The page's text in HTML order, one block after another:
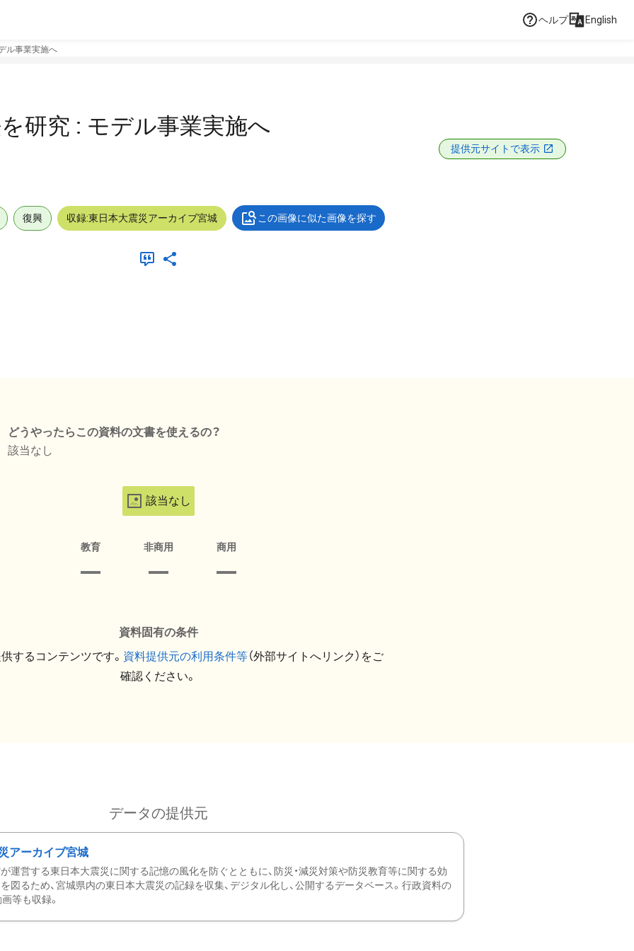
ヘルプ English
ル事業実施へ
研究 : モデル事業実施へ
提供元サイトで表示
復興 収録:東日本大震災アーカイブ宮城 この画像に似た画像を探す
どうやったらこの資料の文書を使えるの？
該当なし
該当なし
教育 非商用 商用
資料固有の条件
するコンテンツです。 資料提供元の利用条件等（外部サイトへリンク）をご
確認ください。
データの提供元
アーカイブ宮城
運営する東日本大震災に関する記憶の風化を防ぐとともに、防災・減災対策や防災教育等に関する効
図るため、宮城県内の東日本大震災の記録を収集、デジタル化し、公開するデータベース。行政資料の
等も収録。